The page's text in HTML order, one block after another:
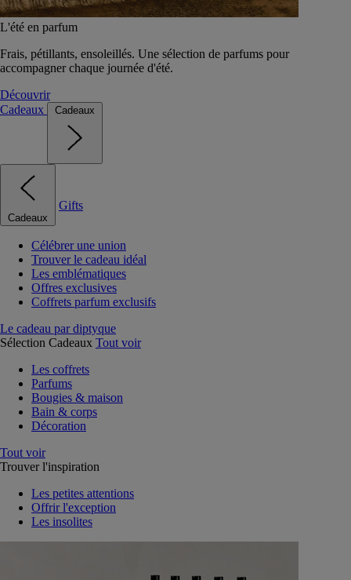
L'été en parfum
Frais, pétillants, ensoleillés. Une sélection de parfums pour
accompagner chaque journée d'été.
Découvrir
Cadeaux
Cadeaux
Cadeaux
Gifts
Célébrer une union
Trouver le cadeau idéal
Les emblématiques
Offres exclusives
Coffrets parfum exclusifs
Le cadeau par diptyque
Sélection Cadeaux Tout voir
Les coffrets
Parfums
Bougies & maison
Bain & corps
Décoration
Tout voir
Trouver l'inspiration
Les petites attentions
Offrir l'exception
Les insolites